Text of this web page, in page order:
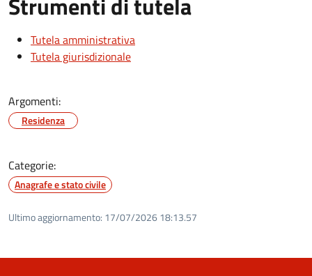
Tutela amministrativa
Tutela giurisdizionale
Argomenti:
Residenza
Categorie:
Anagrafe e stato civile
Ultimo aggiornamento: 17/07/2026 18:13.57